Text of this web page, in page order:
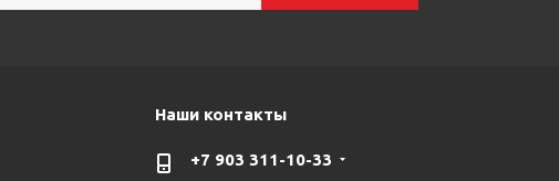
Наши контакты
+7 903 311-10-33